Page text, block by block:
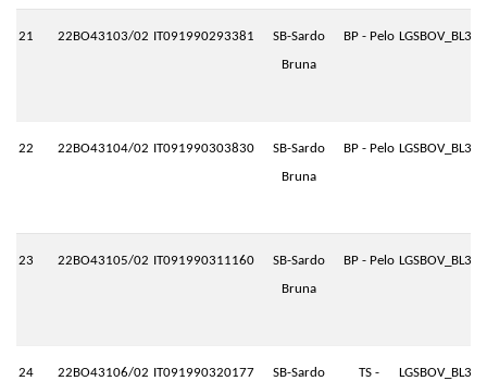
21 22BO43103/02 IT091990293381
SB-Sardo
Bruna
BP - Pelo LGSBOV_BL3.P
22 22BO43104/02 IT091990303830
SB-Sardo
Bruna
BP - Pelo LGSBOV_BL3.P
23 22BO43105/02 IT091990311160
SB-Sardo
Bruna
BP - Pelo LGSBOV_BL3.P
24 22BO43106/02 IT091990320177
SB-Sardo
TS -
LGSBOV_BL3.P